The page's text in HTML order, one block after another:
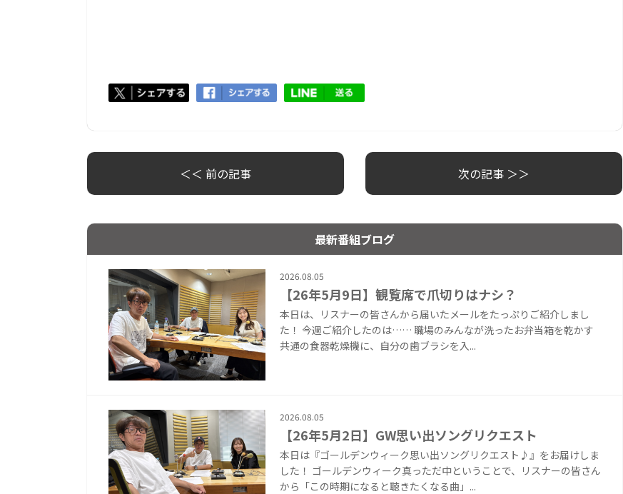
＜＜ 前の記事 次の記事 ＞＞
最新番組ブログ
2026.08.05
【26年5月9日】観覧席で爪切りはナシ？
本日は、リスナーの皆さんから届いたメールをたっぷりご紹介しまし
た！ 今週ご紹介したのは…… 職場のみんなが洗ったお弁当箱を乾かす
共通の食器乾燥機に、自分の歯ブラシを入...
2026.08.05
【26年5月2日】GW思い出ソングリクエスト
本日は『ゴールデンウィーク思い出ソングリクエスト♪』をお届けしま
した！ ゴールデンウィーク真っただ中ということで、リスナーの皆さん
から「この時期になると聴きたくなる曲」...